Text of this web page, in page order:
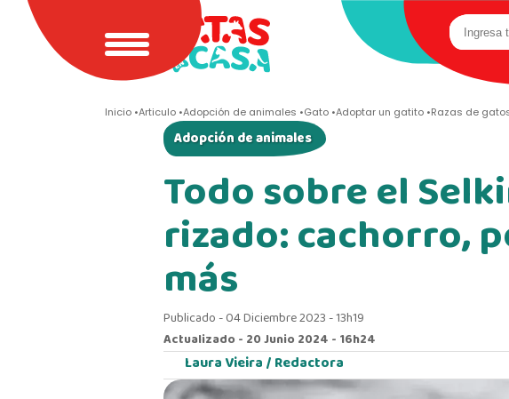
Inicio Articulo Adopción de animales Gato Adoptar un gatito Razas de
Adopción de animales
Todo sobre el
rizado: cachorro,
más
Publicado - 04 Diciembre 2023 - 13h19
Actualizado - 20 Junio 2024 - 16h24
Laura Vieira /Redactora